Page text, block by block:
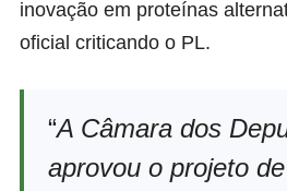
inovação em proteínas
oficial criticando o PL.
“A Câmara dos
aprovou o projeto